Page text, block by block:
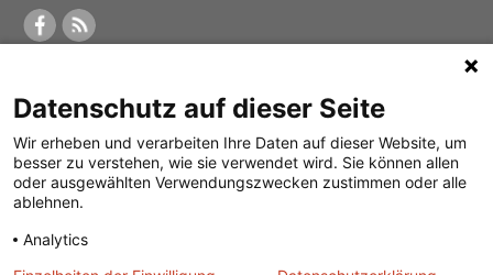
Was ist der Merkur?
Herausgeber /
Redaktion
Verlag
Alle Abos im Überblick
Print-Abo
Digital-Abo
Impressum
Datenschutz
Mediadaten
Datenschutz auf dieser Seite
Wir erheben und verarbeiten Ihre Daten auf dieser Website, um
besser zu verstehen, wie sie verwendet wird. Sie können allen
oder ausgewählten Verwendungszwecken zustimmen oder alle
ablehnen.
Analytics